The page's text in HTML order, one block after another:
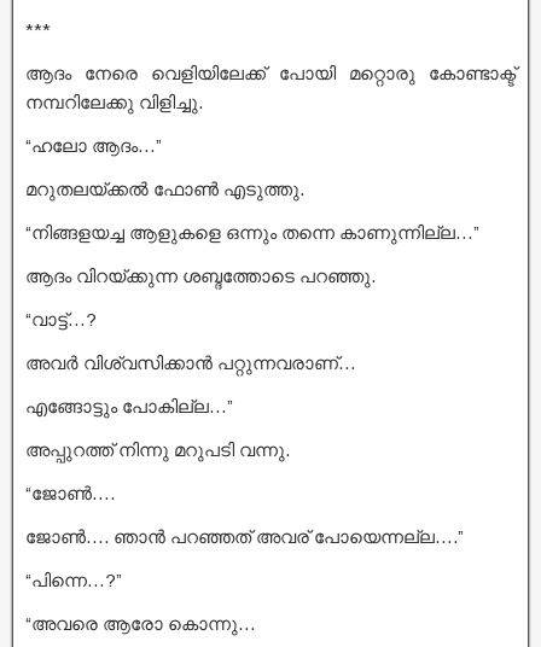
***
ആദം നേരെ വെളിയിലേക്ക് പോയി മറ്റൊരു കോണ്ടാക്ട്
നമ്പറിലേക്കു വിളിച്ചു.
“ഹലോ ആദം…”
മറുതലയ്ക്കൽ ഫോൺ എടുത്തു.
“നിങ്ങളയച്ച ആളുകളെ ഒന്നും തന്നെ കാണുന്നില്ല…”
ആദം വിറയ്ക്കുന്ന ശബ്ദത്തോടെ പറഞ്ഞു.
“വാട്ട്‌…?
അവർ വിശ്വസിക്കാൻ പറ്റുന്നവരാണ്…
എങ്ങോട്ടും പോകില്ല…”
അപ്പുറത്ത് നിന്നു മറുപടി വന്നു.
“ജോൺ….
ജോൺ…. ഞാൻ പറഞ്ഞത് അവര് പോയെന്നല്ല….”
“പിന്നെ…?”
“അവരെ ആരോ കൊന്നു…